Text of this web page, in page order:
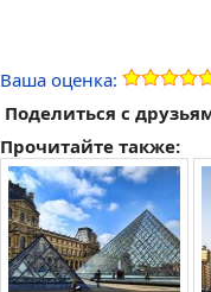
Ваша оценка:
Поделиться с
Прочитайте также: